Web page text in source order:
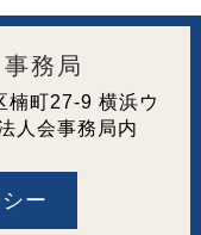
務局
楠町27-9 横浜ウ
人会事務局内
ー